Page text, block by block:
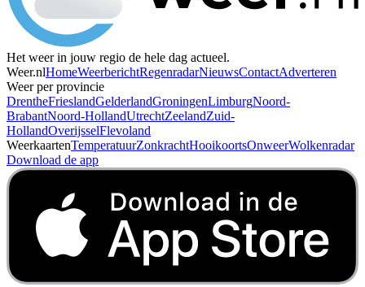
Het weer in jouw regio de hele dag actueel.
Weer.nlHomeWeerberichtRegenradarNieuwsContactAdverteren
Weer per provincie
DrentheFrieslandGelderlandGroningenLimburgNoord-
BrabantNoord-HollandUtrechtZeelandZuid-
HollandOverijsselFlevoland
WeerkaartenTemperatuurZonkrachtHooikoortsOnweerWolkenradar
Download de app